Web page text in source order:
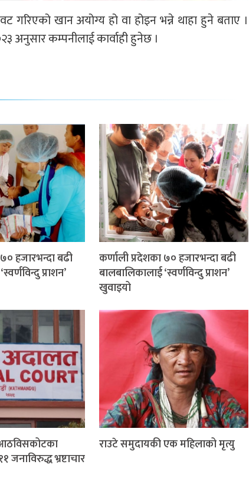
गरिएको खान अयोग्य हो वा होइन भन्ने थाहा हुने बताए ।
अनुसार कम्पनीलाई कार्वाही हुनेछ ।
हजारभन्दा बढी
प्राशन’
कर्णाली प्रदेशका ७० हजारभन्दा बढी
बालबालिकालाई ‘स्वर्णविन्दु प्राशन’
खुवाइयो
भ्रष्टाचार
राउटे समुदायकी एक महिलाको मृत्यु